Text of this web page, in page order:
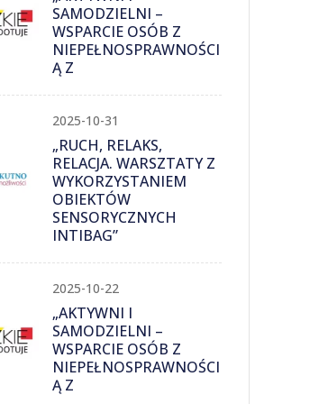
SAMODZIELNI –
WSPARCIE OSÓB Z
NIEPEŁNOSPRAWNOŚCI
Ą Z
2025-10-31
„RUCH, RELAKS,
RELACJA. WARSZTATY Z
WYKORZYSTANIEM
OBIEKTÓW
SENSORYCZNYCH
INTIBAG”
2025-10-22
„AKTYWNI I
SAMODZIELNI –
WSPARCIE OSÓB Z
NIEPEŁNOSPRAWNOŚCI
Ą Z